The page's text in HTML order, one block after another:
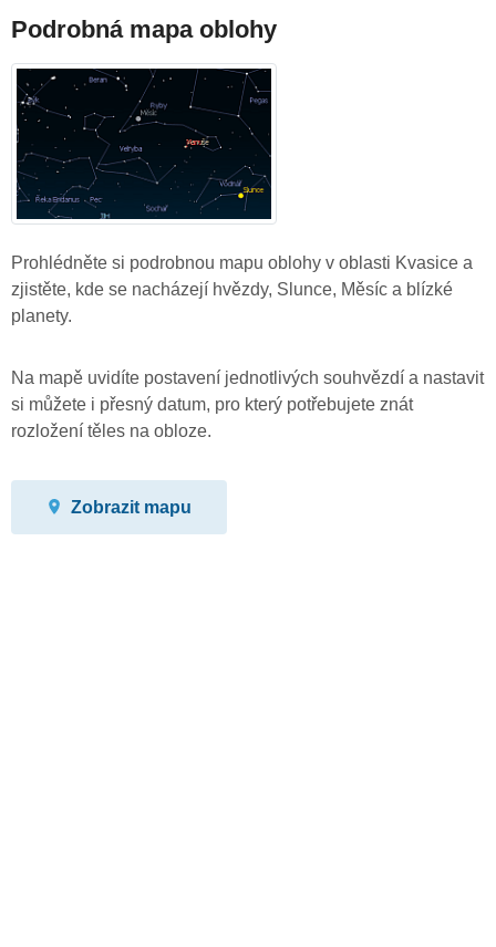
Podrobná mapa oblohy
Prohlédněte si podrobnou mapu oblohy v oblasti Kvasice a
zjistěte, kde se nacházejí hvězdy, Slunce, Měsíc a blízké
planety.
Na mapě uvidíte postavení jednotlivých souhvězdí a nastavit
si můžete i přesný datum, pro který potřebujete znát
rozložení těles na obloze.
Zobrazit mapu